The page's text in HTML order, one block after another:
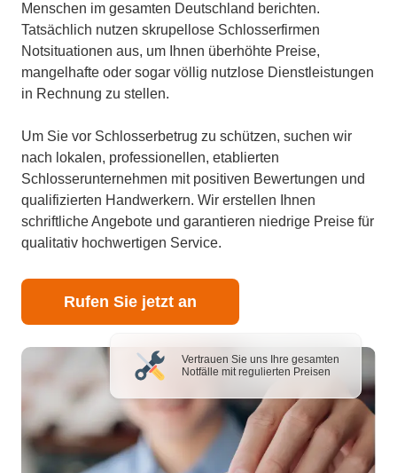
Menschen im gesamten Deutschland berichten.
Tatsächlich nutzen skrupellose Schlosserfirmen
Notsituationen aus, um Ihnen überhöhte Preise,
mangelhafte oder sogar völlig nutzlose Dienstleistungen
in Rechnung zu stellen.
Um Sie vor Schlosserbetrug zu schützen, suchen wir
nach lokalen, professionellen, etablierten
Schlosserunternehmen mit positiven Bewertungen und
qualifizierten Handwerkern. Wir erstellen Ihnen
schriftliche Angebote und garantieren niedrige Preise für
qualitativ hochwertigen Service.
Rufen Sie jetzt an
Vertrauen Sie uns Ihre gesamten
Notfälle mit regulierten Preisen